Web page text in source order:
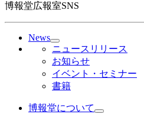
博報堂広報室SNS
News
ニュースリリース
お知らせ
イベント・セミナー
書籍
博報堂について